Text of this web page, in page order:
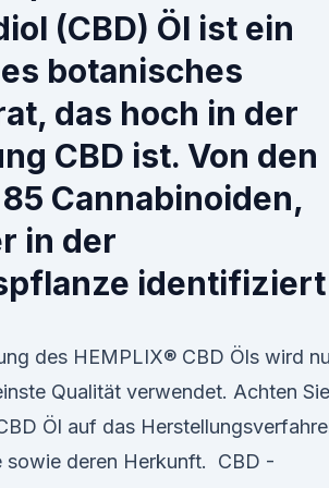
(CBD) Öl ist ein
botanisches
das hoch in der
CBD ist. Von den
Cannabinoiden,
in der
identifiziert
des HEMPLIX® CBD Öls wird
Qualität verwendet. Achten Sie
Öl auf das
sowie deren Herkunft. ️ CBD -